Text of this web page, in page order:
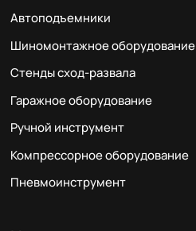
Автоподъемники
Шиномонтажное оборудование
Стенды сход-развала
Гаражное оборудование
Ручной инструмент
Компрессорное оборудование
Пневмоинструмент